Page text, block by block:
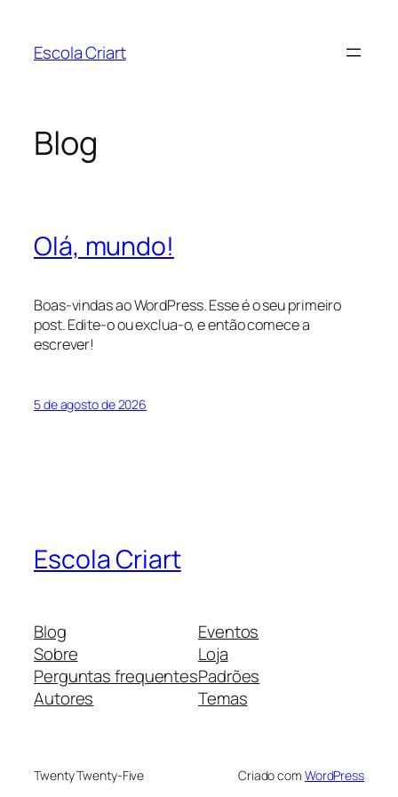
Escola Criart
Blog
Olá, mundo!
Boas-vindas ao WordPress. Esse é o seu primeiro
post. Edite-o ou exclua-o, e então comece a
escrever!
5 de agosto de 2026
Escola Criart
Blog
Sobre
Perguntas frequentes
Autores
Eventos
Loja
Padrões
Temas
Twenty Twenty-Five Criado com WordPress